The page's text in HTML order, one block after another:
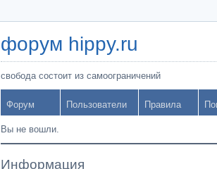
форум hippy.ru
свобода состоит из самоограничений
Форум Пользователи Правила
Вы не вошли.
Информация